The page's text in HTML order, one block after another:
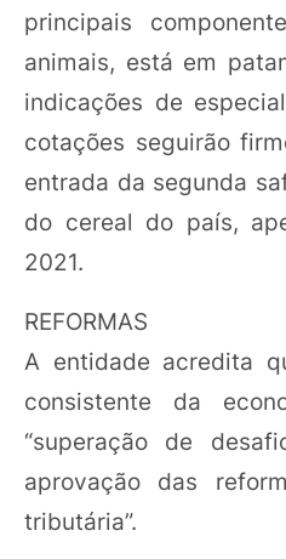
principais
animais, está em
indicações de
cotações seguirão
entrada da segunda
do cereal do país,
2021.
REFORMAS
A entidade acredita
consistente da
“superação de
aprovação das
tributária”.